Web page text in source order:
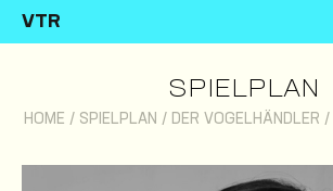
VTR
SPIELPLAN
HOME / SPIELPLAN / DER VOGELHÄNDLER /